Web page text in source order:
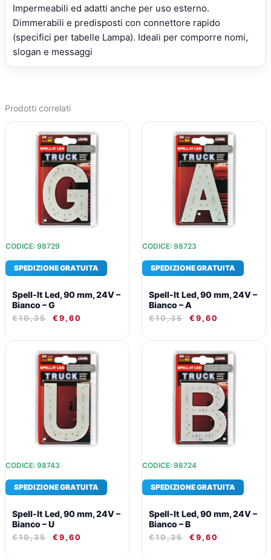
Impermeabili ed adatti anche per uso esterno.
Dimmerabili e predisposti con connettore rapido
(specifici per tabelle Lampa). Ideali per comporre nomi,
slogan e messaggi
Prodotti correlati
CODICE: 98729
SPEDIZIONE GRATUITA
Spell-It Led, 90 mm, 24V –
Bianco – G
€10,35
PREZZO
ORIGINALE
ERA:
€10,35.
€ 9,60
PREZZO
ATTUALE
È:
€9,60.
CODICE: 98723
SPEDIZIONE GRATUITA
Spell-It Led, 90 mm, 24V –
Bianco – A
€10,35
PREZZO
ORIGINALE
ERA:
€10,35.
€ 9,60
PREZZO
ATTUALE
È:
€9,60.
CODICE: 98743
SPEDIZIONE GRATUITA
Spell-It Led, 90 mm, 24V –
Bianco – U
€10,35
PREZZO
ORIGINALE
ERA:
€10,35.
€ 9,60
PREZZO
ATTUALE
È:
€9,60.
CODICE: 98724
SPEDIZIONE GRATUITA
Spell-It Led, 90 mm, 24V –
Bianco – B
€10,35
PREZZO
ORIGINALE
ERA:
€10,35.
€ 9,60
PREZZO
ATTUALE
È:
€9,60.